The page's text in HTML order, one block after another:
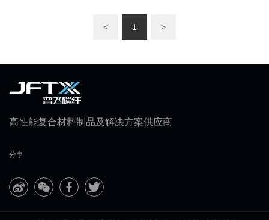
< 1 >
高性能复合材料制品及解决方案供应商
分享